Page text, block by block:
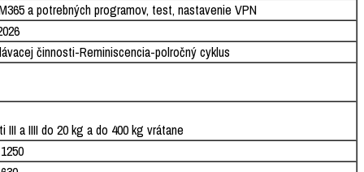
a potrebných programov, test, nastavenie VPN
činnosti-Reminiscencia-polročný cyklus
a IIII do 20 kg a do 400 kg vrátane